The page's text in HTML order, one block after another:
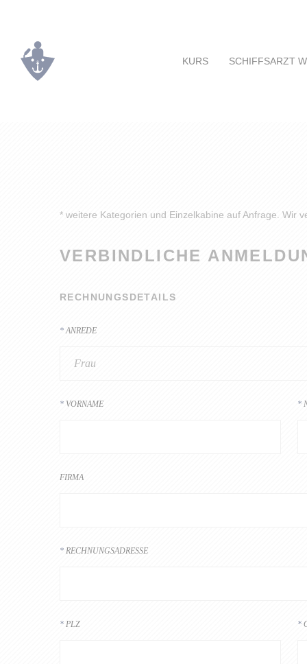
KURS SCHIFFSARZT
* weitere Kategorien und Einzelkabine auf Anfrage. Wir
VERBINDLICHE
RECHNUNGSDETAILS
ANREDE
Frau
VORNAME
FIRMA
RECHNUNGSADRESSE
PLZ